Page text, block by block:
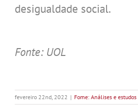
desigualdade social.
Fonte: UOL
fevereiro 22nd, 2022 | Fome: Análises e estudos